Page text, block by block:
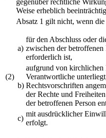
gegenüber rechtliche
Weise erheblich
(2)
Absatz 1 gilt nicht, wenn
a)
für den Abschluss oder
zwischen der
erforderlich ist,
b)
aufgrund von kirchlichen
Verantwortliche
Rechtsvorschriften
der Rechte und
der betroffenen Person
c)
mit ausdrücklicher
erfolgt.